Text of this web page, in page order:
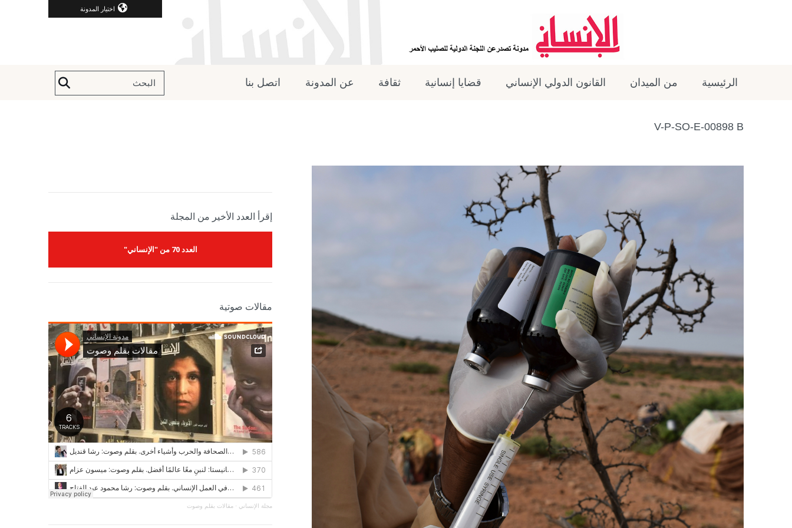
اختيار المدونة
الرئيسية من الميدان القانون الدولي الإنساني قضايا إنسانية ثقافة عن المدونة اتصل بنا
V-P-SO-E-00898 B
إقرأ العدد الأخير من المجلة
العدد 70 من "الإنساني"
مقالات صوتية
مجلة الإنساني · مقالات بقلم وصوت